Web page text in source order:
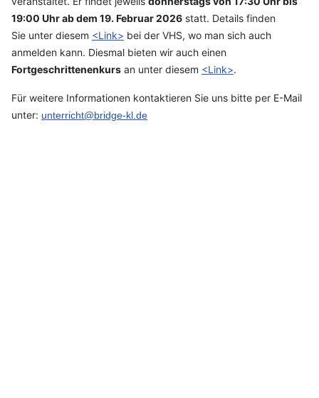
19:00 Uhr ab dem 19. Februar 2026 statt. Details finden
Sie unter diesem <Link> bei der VHS, wo man sich auch
anmelden kann. Diesmal bieten wir auch einen
Fortgeschrittenenkurs an unter diesem <Link>.
Für weitere Informationen kontaktieren Sie uns bitte per E-Mail
unter: unterricht@bridge-kl.de